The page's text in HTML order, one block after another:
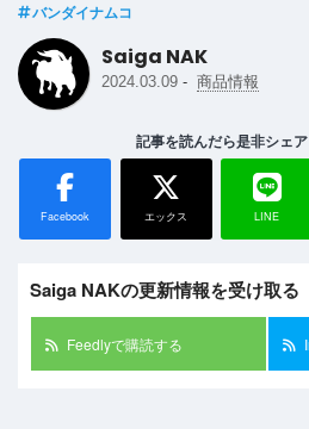
バンダイナムコ
Saiga NAK
2024.03.09 - 商品情報
記事を読んだら是非シェ
Facebook エックス LINE
Saiga NAKの更新情報を受け取る
Feedlyで購読する